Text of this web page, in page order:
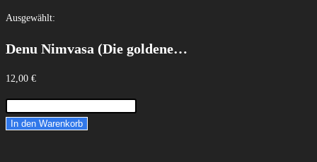
Ausgewählt:
Denu Nimvasa (Die goldene…
12,00 €
In den Warenkorb